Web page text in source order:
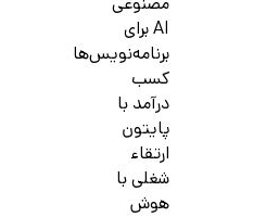
مصنوعی
AI برای
برنامه‌نویس‌ها
کسب
درآمد با
پایتون
ارتقاء
شغلی با
هوش